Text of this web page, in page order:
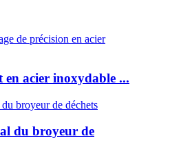
en acier inoxydable ...
du broyeur de